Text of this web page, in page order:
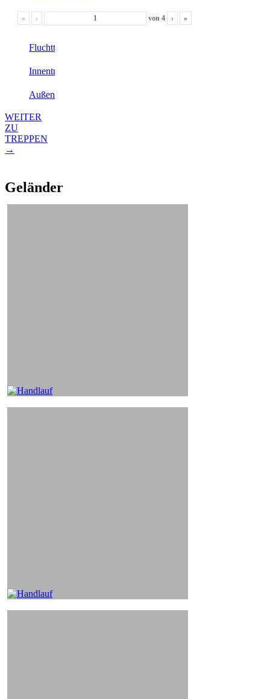
« ‹ von4 › »
Fluchttreppen
Innentreppen
Außentreppen
WEITER
ZU
TREPPEN
→
Geländer